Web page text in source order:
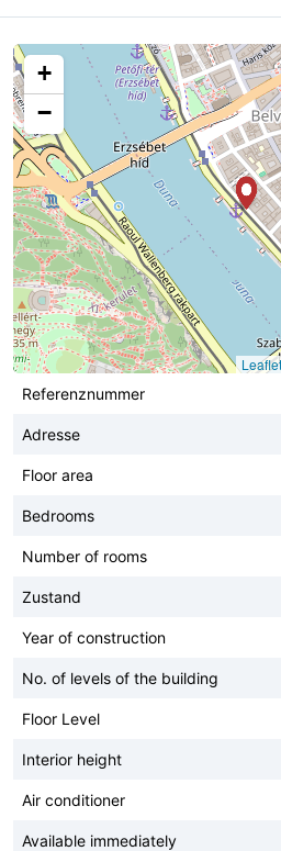
+
−
Leaflet
Referenznummer
Adresse
Floor area
Bedrooms
Number of rooms
Zustand
Year of construction
No. of levels of the building
Floor Level
Interior height
Air conditioner
Available immediately